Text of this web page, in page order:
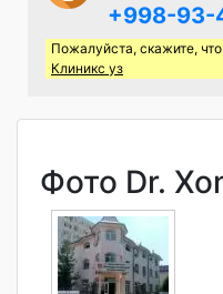
+998-93-
Пожалуйста, скажите,
Клиникс уз
Фото Dr.